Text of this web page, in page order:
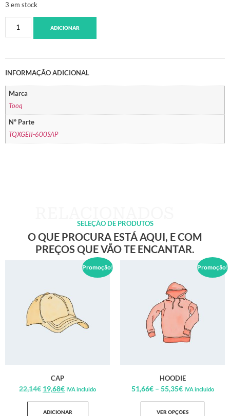
3 em stock
ADICIONAR
INFORMAÇÃO ADICIONAL
Marca
Tooq
Nº Parte
TQXGEII-600SAP
SELEÇÃO DE PRODUTOS
O QUE PROCURA ESTÁ AQUI, E COM
PREÇOS QUE VÃO TE ENCANTAR.
Promoção!
CAP
22,14€ 19,68€ IVA incluido
ADICIONAR
Promoção!
HOODIE
51,66€ – 55,35€ IVA incluido
VER OPÇÕES